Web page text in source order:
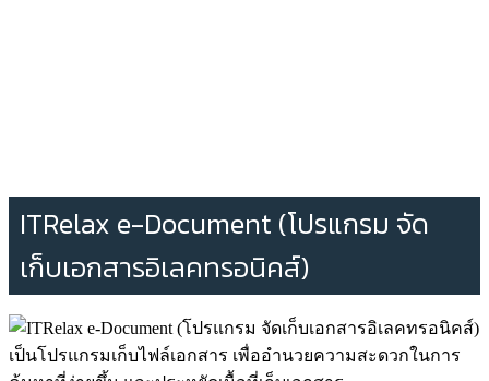
ITRelax e-Document (โปรแกรม จัด
เก็บเอกสารอิเลคทรอนิคส์)
เป็นโปรแกรมเก็บไฟล์เอกสาร เพื่ออำนวยความสะดวกในการ